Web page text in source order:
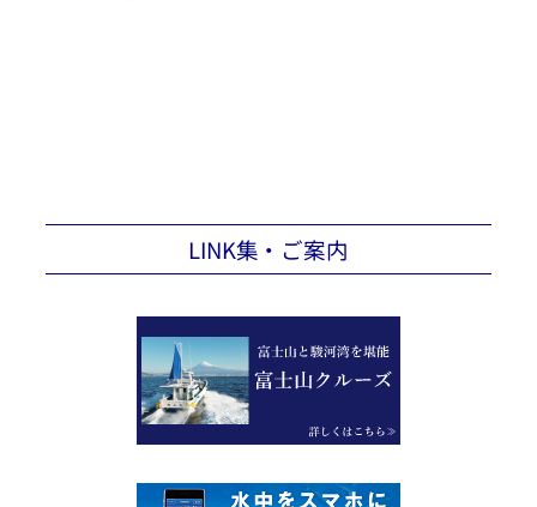
LINK集・ご案内